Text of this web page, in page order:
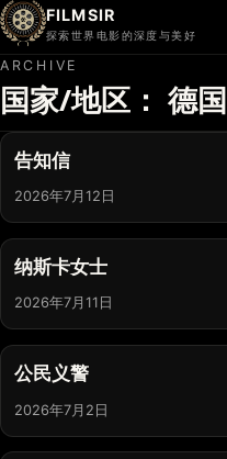
FILMSIR
探索世界电影的深度与美好
首页
今晚看什么
世界电影节
导演宇宙
影片库
关于我们
ARCHIVE
国家/地区： 德国
告知信
2026年7月12日
纳斯卡女士
2026年7月11日
公民义警
2026年7月2日